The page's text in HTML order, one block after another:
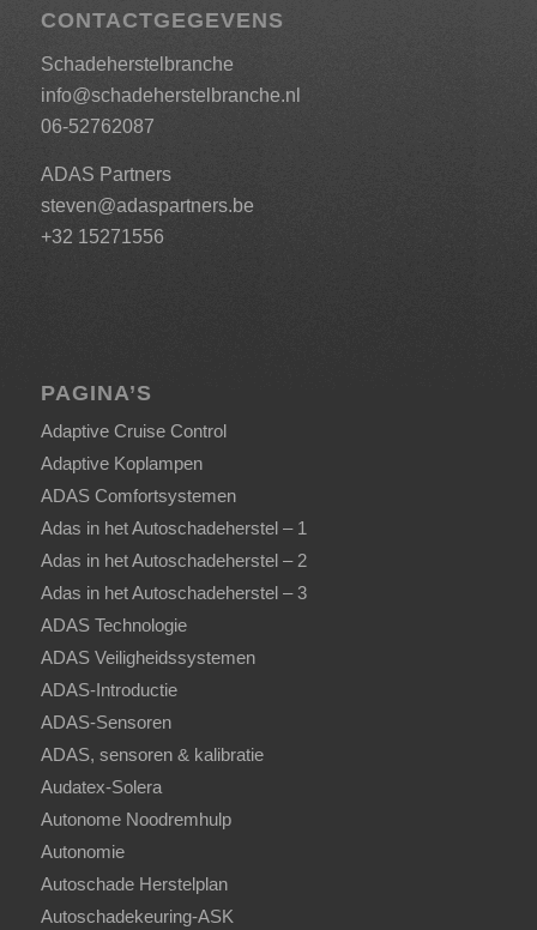
CONTACTGEGEVENS
Schadeherstelbranche
info@schadeherstelbranche.nl
06-52762087
ADAS Partners
steven@adaspartners.be
+32 15271556
PAGINA’S
Adaptive Cruise Control
Adaptive Koplampen
ADAS Comfortsystemen
Adas in het Autoschadeherstel – 1
Adas in het Autoschadeherstel – 2
Adas in het Autoschadeherstel – 3
ADAS Technologie
ADAS Veiligheidssystemen
ADAS-Introductie
ADAS-Sensoren
ADAS, sensoren & kalibratie
Audatex-Solera
Autonome Noodremhulp
Autonomie
Autoschade Herstelplan
Autoschadekeuring-ASK